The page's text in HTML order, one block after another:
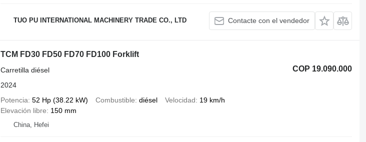
TUO PU INTERNATIONAL MACHINERY TRADE CO., LTD Contacte con el vendedor
TCM FD30 FD50 FD70 FD100 Forklift
COP 19.090.000
Carretilla diésel
2024
Potencia 52 Hp (38.22 kW) Combustible diésel Velocidad
19 km/h
Elevación libre
150 mm
China, Hefei